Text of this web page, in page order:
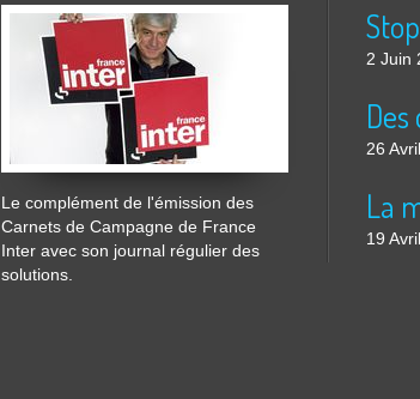
Le complément de l'émission des
Carnets de Campagne de France
Inter avec son journal régulier des
solutions.
2 Juin
26
19